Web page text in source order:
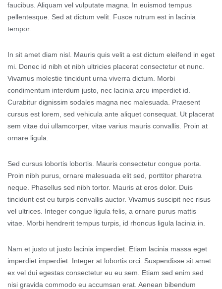
faucibus. Aliquam vel vulputate magna. In euismod tempus
pellentesque. Sed at dictum velit. Fusce rutrum est in lacinia
tempor.
In sit amet diam nisl. Mauris quis velit a est dictum eleifend in eget
mi. Donec id nibh et nibh ultricies placerat consectetur et nunc.
Vivamus molestie tincidunt urna viverra dictum. Morbi
condimentum interdum justo, nec lacinia arcu imperdiet id.
Curabitur dignissim sodales magna nec malesuada. Praesent
cursus est lorem, sed vehicula ante aliquet consequat. Ut placerat
sem vitae dui ullamcorper, vitae varius mauris convallis. Proin at
ornare ligula.
Sed cursus lobortis lobortis. Mauris consectetur congue porta.
Proin nibh purus, ornare malesuada elit sed, porttitor pharetra
neque. Phasellus sed nibh tortor. Mauris at eros dolor. Duis
tincidunt est eu turpis convallis auctor. Vivamus suscipit nec risus
vel ultrices. Integer congue ligula felis, a ornare purus mattis
vitae. Morbi hendrerit tempus turpis, id rhoncus ligula lacinia in.
Nam et justo ut justo lacinia imperdiet. Etiam lacinia massa eget
imperdiet imperdiet. Integer at lobortis orci. Suspendisse sit amet
ex vel dui egestas consectetur eu eu sem. Etiam sed enim sed
nisi gravida commodo eu accumsan erat. Aenean bibendum